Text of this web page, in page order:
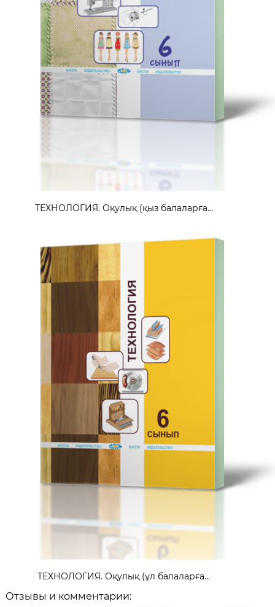
ТЕХНОЛОГИЯ. Оқулық (қыз балаларға...
ТЕХНОЛОГИЯ. Оқулық (ұл балаларға...
Отзывы и комментарии: